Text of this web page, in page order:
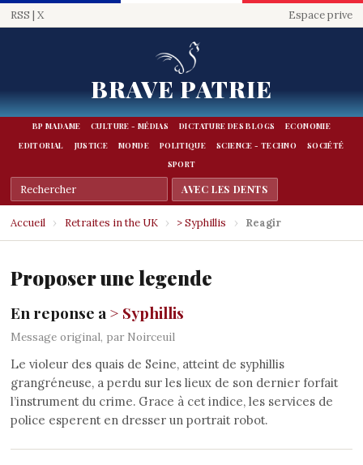
RSS | X Espace prive
BRAVE PATRIE
BP MADAME CULTURE - MÉDIAS DICTATURE DES BLOGS
ECONOMIE
EDITORIAL
JUSTICE MONDE POLITIQUE SCIENCE - TECHNO
SOCIÉTÉ
SPORT
Accueil › Retraites in the UK › > Syphillis › Reagir
Proposer une legende
En reponse a > Syphillis
Message original, par Noirceuil
Le violeur des quais de Seine, atteint de syphillis
grangréneuse, a perdu sur les lieux de son dernier forfait
l’instrument du crime. Grace à cet indice, les services de
police esperent en dresser un portrait robot.